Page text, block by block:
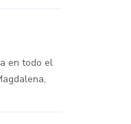
en todo el